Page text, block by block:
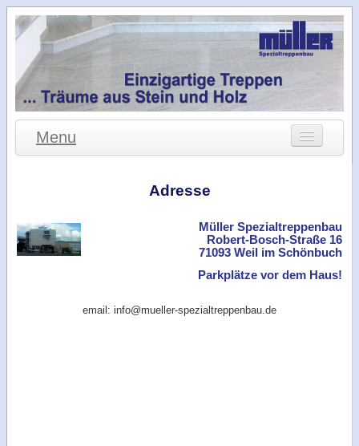
Menu
Wir über uns
Produkte
Leistungen
Adresse
Materialien
Adresse
Müller Spezialtreppenbau
Robert-Bosch-Straße 16
71093 Weil im Schönbuch
Parkplätze vor dem Haus!
email: info@mueller-spezialtreppenbau.de